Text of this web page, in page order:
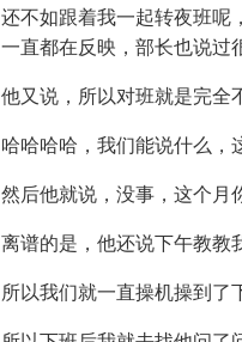
还不如跟着我一起转夜班呢
一直都在反映，部长也说过
他又说，所以对班就是完全
哈哈哈哈，我们能说什么，
然后他就说，没事，这个月
离谱的是，他还说下午教教
所以我们就一直操机操到了